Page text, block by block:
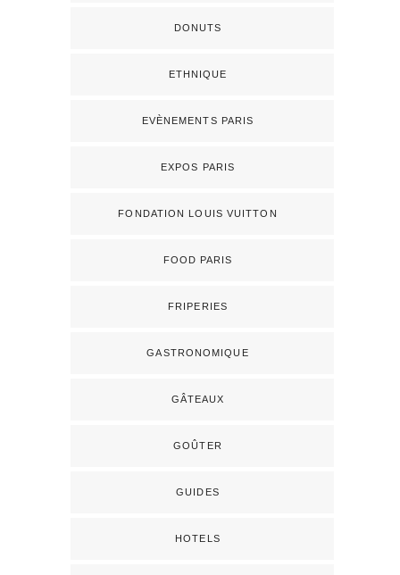
DONUTS
ETHNIQUE
EVÈNEMENTS PARIS
EXPOS PARIS
FONDATION LOUIS VUITTON
FOOD PARIS
FRIPERIES
GASTRONOMIQUE
GÂTEAUX
GOÛTER
GUIDES
HOTELS